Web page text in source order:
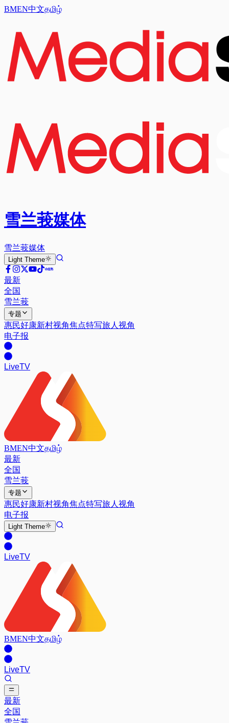
BMEN中文தமிழ்
雪兰莪媒体
雪兰莪媒体
Light Theme
最新
全国
雪兰莪
专题
惠民好康新村视角焦点特写旅人视角
电子报
LiveTV
BMEN中文தமிழ்
最新
全国
雪兰莪
专题
惠民好康新村视角焦点特写旅人视角
电子报
Light Theme
LiveTV
BMEN中文தமிழ்
LiveTV
最新
全国